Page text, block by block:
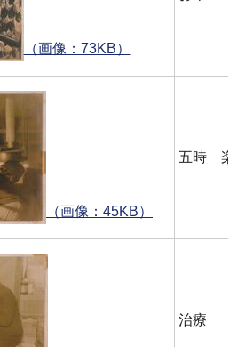
（画像：73KB）
（画像：45KB）
五時 楽
治療